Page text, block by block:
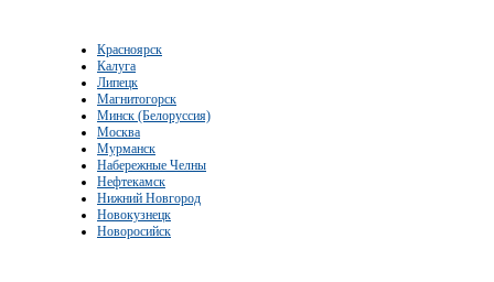
Красноярск
Калуга
Липецк
Магнитогорск
Минск (Белоруссия)
Москва
Мурманск
Набережные Челны
Нефтекамск
Нижний Новгород
Новокузнецк
Новоросийск